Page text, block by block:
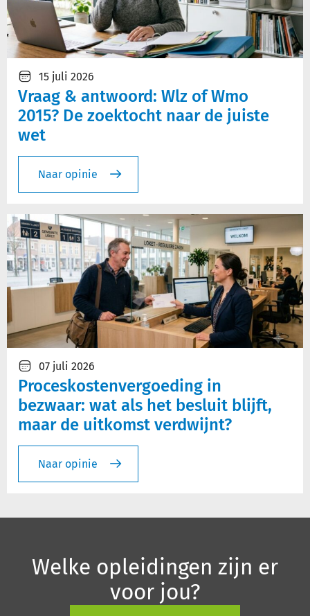
15 juli 2026
Vraag & antwoord: Wlz of Wmo
2015? De zoektocht naar de juiste
wet
Naar opinie
07 juli 2026
Proceskostenvergoeding in
bezwaar: wat als het besluit blijft,
maar de uitkomst verdwijnt?
Naar opinie
Welke opleidingen zijn er
voor jou?